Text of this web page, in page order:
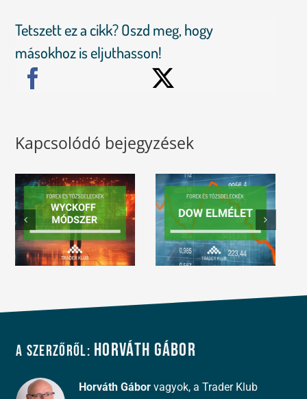
Tetszett ez a cikk? Oszd meg, hogy
másokhoz is eljuthasson!
Kapcsolódó bejegyzések
A szerzőről: Horváth Gábor
Horváth Gábor vagyok, a Trader Klub